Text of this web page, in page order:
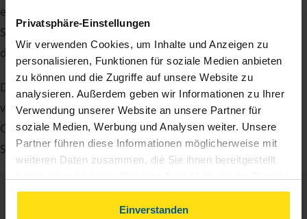
Privatsphäre-Einstellungen
Wir verwenden Cookies, um Inhalte und Anzeigen zu
personalisieren, Funktionen für soziale Medien anbieten
zu können und die Zugriffe auf unsere Website zu
analysieren. Außerdem geben wir Informationen zu Ihrer
Verwendung unserer Website an unsere Partner für
soziale Medien, Werbung und Analysen weiter. Unsere
Partner führen diese Informationen möglicherweise mit
weiteren Daten zusammen, die Sie ihnen bereitgestellt
gesammelt haben. Indem Sie auf Einverstanden klicken,
können Sie der Verwendung von Cookies, gemäß
Einverstanden
elektronische Lohnsteuerbescheinigung, Ihre
Steueridentifikationsnummer, der Rentenbescheid oder
die Bescheinigung über das Kindergeld.
Damit Sie sich gut vorbereiten können und keinen der
vielen Nachweise vergessen, stellen wir Ihnen hier eine
Checkliste für Arbeitnehmer, Beamte, Auszubildende und
Studenten sowie Rentner zur Verfügung.
Deutsch